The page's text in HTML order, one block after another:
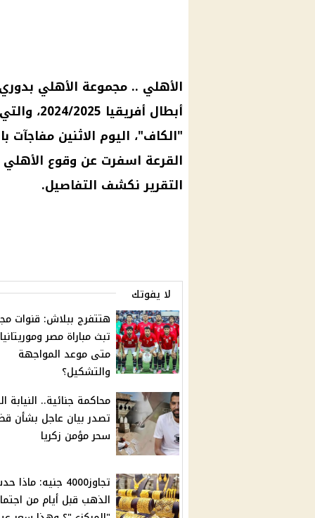
الأهلي .. مجموعة الأهلي
أبطال أفريقيا
2024/
"الكاف"، اليوم الاثنين
القرعة اسفرت عن وقوع الأهلي
التقرير نكشف التفاصيل.
لا يفوتك
هتتفرج ببلاش: قنوات
تبث مباراة مصر
متى موعد المواجهة
والتشكيل؟
محاكمة جنائية.. النيابة
تصدر بيان عاجل بشأن
سحر مؤمن زكريا
تجاوز4000 جنيه: ماذا
الذهب قبل أيام من